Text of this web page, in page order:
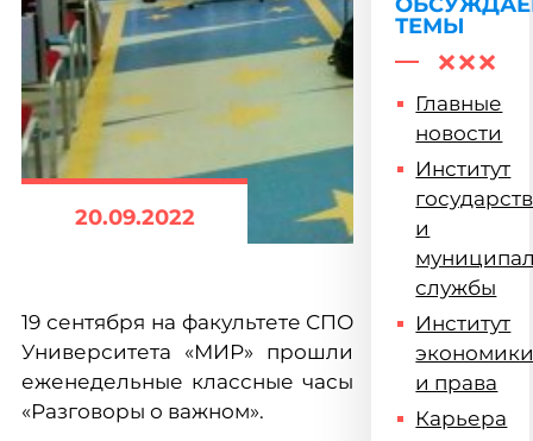
20.09.2022
19 сентября на факультете СПО
Университета «МИР» прошли
еженедельные классные часы
«Разговоры о важном».
ТЕМЫ
Главные
новости
Институт
и
службы
Институт
и права
Карьера